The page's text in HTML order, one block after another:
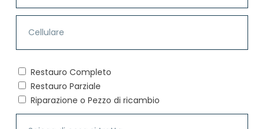
Restauro Completo
Restauro Parziale
Riparazione o Pezzo di ricambio